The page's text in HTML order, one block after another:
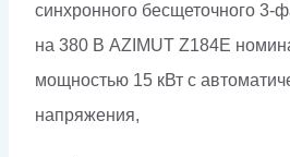
синхронного бесщеточного 3-
на 380 В AZIMUT Z184E
мощностью 15 кВт c
напряжения,